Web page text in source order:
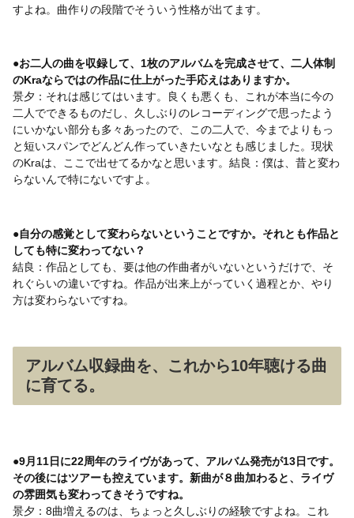
すよね。曲作りの段階でそういう性格が出てます。
●お二人の曲を収録して、1枚のアルバムを完成させて、二人体制
のKraならではの作品に仕上がった手応えはありますか。
景夕：それは感じてはいます。良くも悪くも、これが本当に今の
二人でできるものだし、久しぶりのレコーディングで思ったよう
にいかない部分も多々あったので、この二人で、今までよりもっ
と短いスパンでどんどん作っていきたいなとも感じました。現状
のKraは、ここで出せてるかなと思います。結良：僕は、昔と変わ
らないんで特にないですよ。
●自分の感覚として変わらないということですか。それとも作品と
しても特に変わってない？
結良：作品としても、要は他の作曲者がいないというだけで、そ
れぐらいの違いですね。作品が出来上がっていく過程とか、やり
方は変わらないですね。
アルバム収録曲を、これから10年聴ける曲
に育てる。
●9月11日に22周年のライヴがあって、アルバム発売が13日です。
その後にはツアーも控えています。新曲が８曲加わると、ライヴ
の雰囲気も変わってきそうですね。
景夕：8曲増えるのは、ちょっと久しぶりの経験ですよね。これ